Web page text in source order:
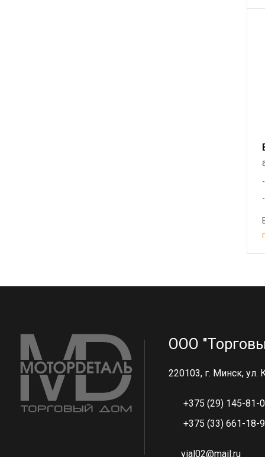
ООО
220103, г. Минск, ул.
+375 (29) 145-81-
+375 (33) 661-18-
vial02@mail.ru